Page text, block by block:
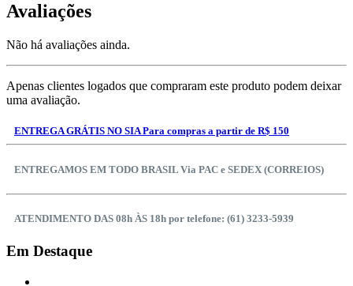
Avaliações
Não há avaliações ainda.
Apenas clientes logados que compraram este produto podem deixar
uma avaliação.
ENTREGA GRÁTIS NO SIA Para compras a partir de R$ 150
ENTREGAMOS EM TODO BRASIL Via PAC e SEDEX (CORREIOS)
ATENDIMENTO DAS 08h ÀS 18h por telefone: (61) 3233-5939
Em Destaque